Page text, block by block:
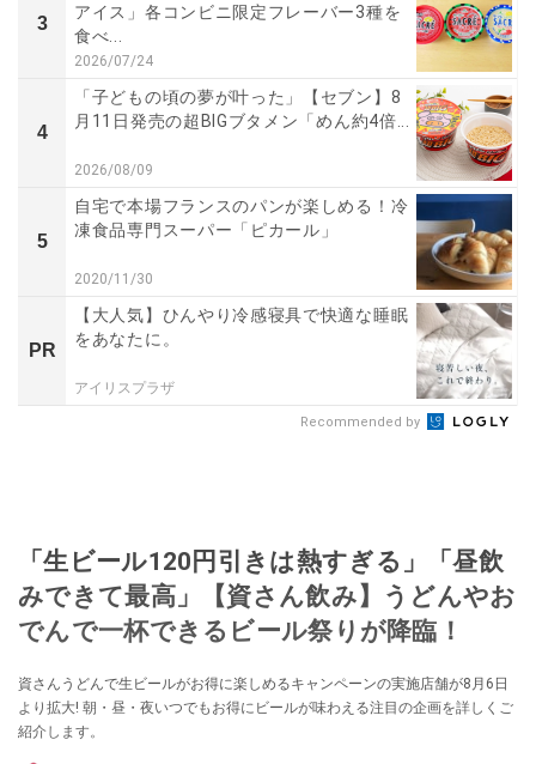
3
アイス」各コンビニ限定フレーバー3種を
食べ...
2026/07/24
4
「子どもの頃の夢が叶った」【セブン】8
月11日発売の超BIGブタメン「めん約4倍...
2026/08/09
5
自宅で本場フランスのパンが楽しめる！冷
凍食品専門スーパー「ピカール」
2020/11/30
PR
【大人気】ひんやり冷感寝具で快適な睡眠
をあなたに。
アイリスプラザ
Recommended by
「生ビール120円引きは熱すぎる」「昼飲
みできて最高」【資さん飲み】うどんやお
でんで一杯できるビール祭りが降臨！
資さんうどんで生ビールがお得に楽しめるキャンペーンの実施店舗が8月6日
より拡大! 朝・昼・夜いつでもお得にビールが味わえる注目の企画を詳しくご
紹介します。